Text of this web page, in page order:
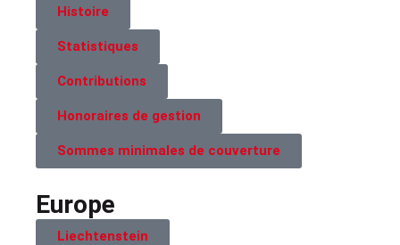
Histoire
Statistiques
Contributions
Honoraires de gestion
Sommes minimales de couverture
Europe
Liechtenstein